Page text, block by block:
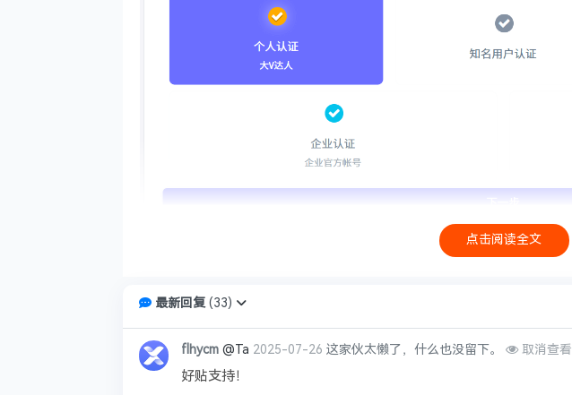
您好，本帖含有特定内容，请回复后再查看。
点击阅读全文
最新回复( 33)
flhycm @Ta 2025-07-26 这家伙太懒了，什么也没留下。 取消查看
好贴支持！